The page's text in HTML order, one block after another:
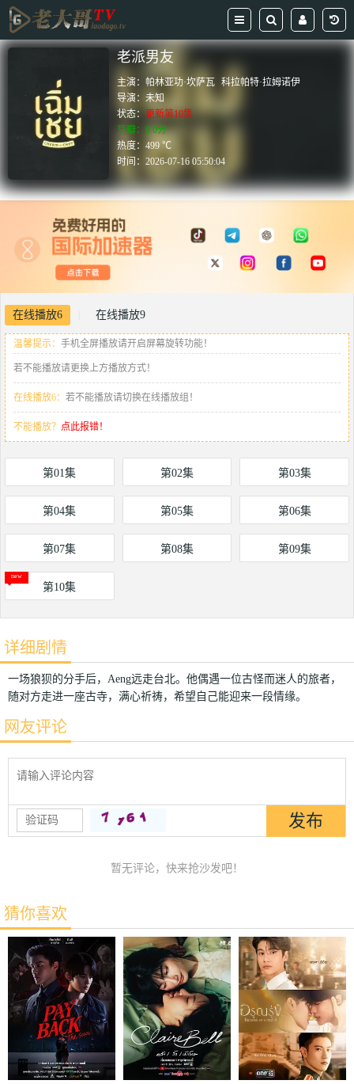
老派男友
主演：帕林亚功·坎萨瓦 科拉帕特·拉姆诺伊
导演：未知
状态： 更新第10集
豆瓣：0.0分
热度：499 ℃
时间：2026-07-16 05:50:04
在线播放6 在线播放9
温馨提示： 手机全屏播放请开启屏幕旋转功能！
若不能播放请更换上方播放方式！
在线播放6： 若不能播放请切换在线播放组！
不能播放？ 点此报错！
第01集 第02集 第03集
第04集 第05集 第06集
第07集 第08集 第09集
第10集
详细剧情
一场狼狈的分手后，Aeng远走台北。他偶遇一位古怪而迷人的旅者，
随对方走进一座古寺，满心祈祷，希望自己能迎来一段情缘。
网友评论
暂无评论，快来抢沙发吧！
猜你喜欢